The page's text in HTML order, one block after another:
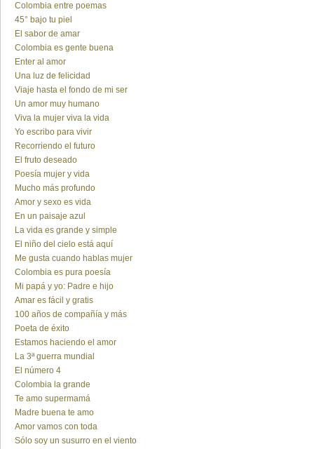
Colombia entre poemas
45° bajo tu piel
El sabor de amar
Colombia es gente buena
Enter al amor
Una luz de felicidad
Viaje hasta el fondo de mi ser
Un amor muy humano
Viva la mujer viva la vida
Yo escribo para vivir
Recorriendo el futuro
El fruto deseado
Poesía mujer y vida
Mucho más profundo
Amor y sexo es vida
En un paisaje azul
La vida es grande y simple
El niño del cielo está aquí
Me gusta cuando hablas mujer
Colombia es pura poesía
Mi papá y yo: Padre e hijo
Amar es fácil y gratis
100 años de compañía y más
Poeta de éxito
Estamos haciendo el amor
La 3ª guerra mundial
El número 4
Colombia la grande
Te amo supermamá
Madre buena te amo
Amor vamos con toda
Sólo soy un susurro en el viento